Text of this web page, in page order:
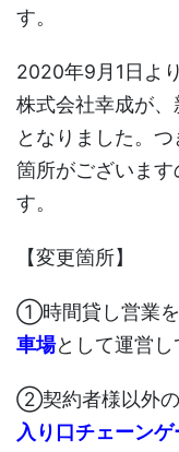
す。
2020年9月1日よ
株式会社幸成が
となりました。
箇所がございま
す。
【変更箇所】
①時間貸し営業を
車場として運営し
②契約者様以外の
入り口チェーン